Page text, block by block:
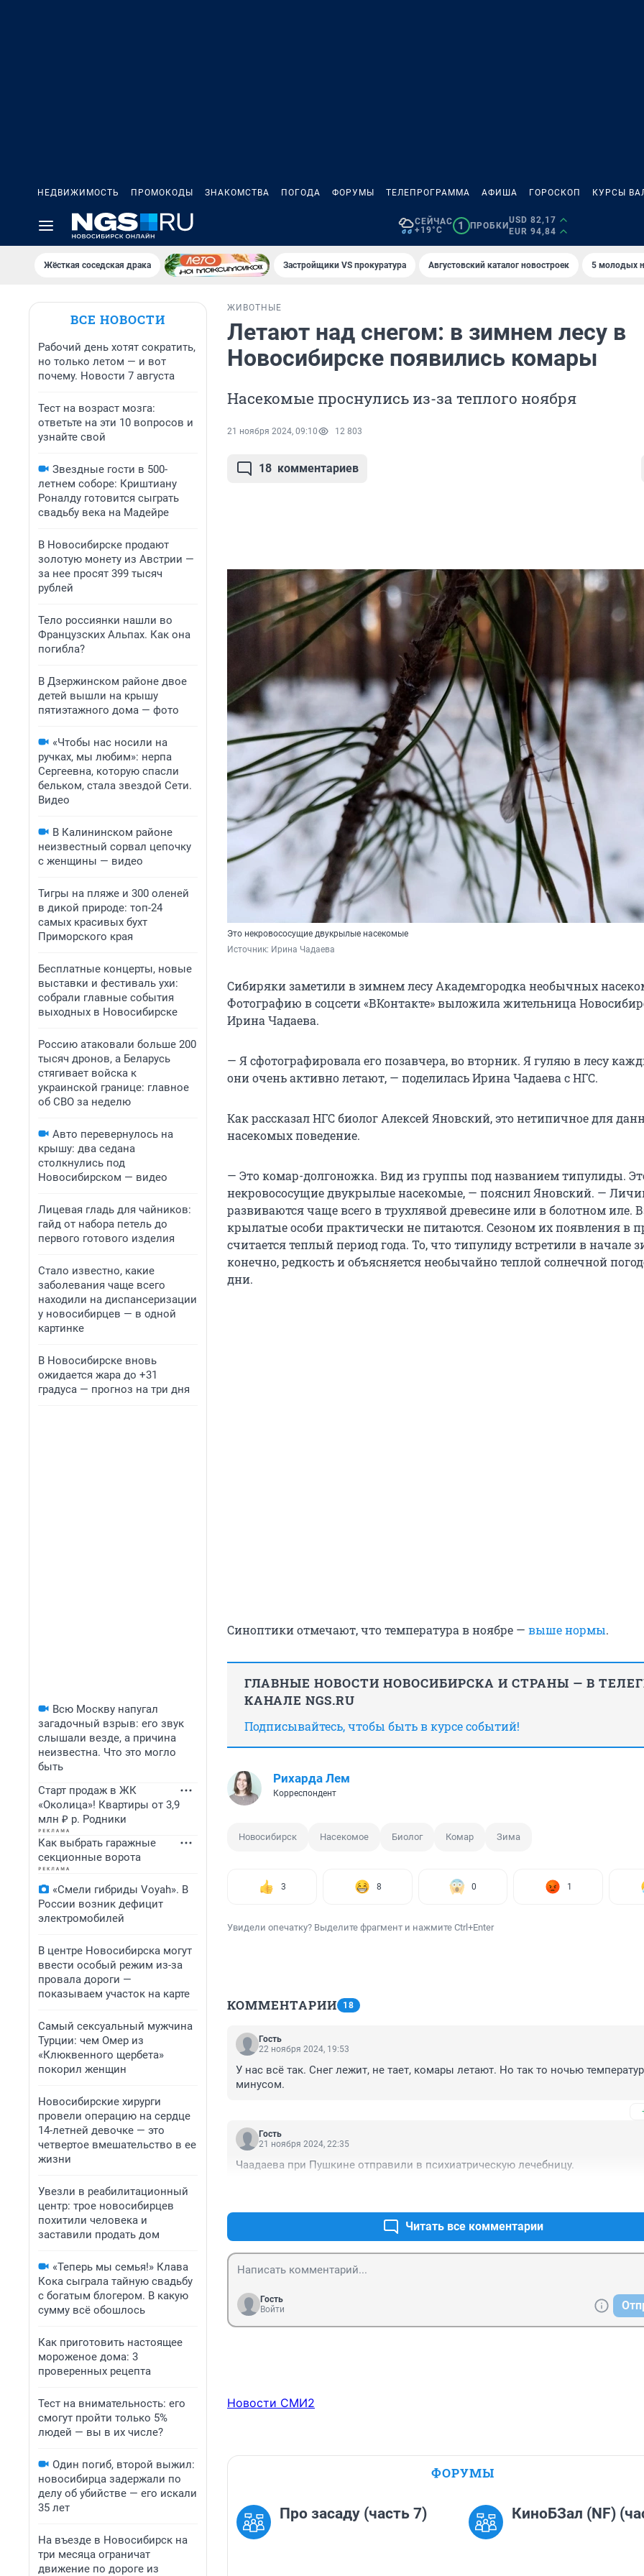
НЕДВИЖИМОСТЬ ПРОМОКОДЫ ЗНАКОМСТВА ПОГОДА ФОРУМЫ ТЕЛЕПРОГРАММА АФИША ГОРОСКОП КУРСЫ
СЕЙЧАС
+19°C
1 ПРОБКИ
USD 82,17
EUR 94,84
Жёсткая соседская драка Застройщики VS прокуратура Августовский каталог новостроек 5 молодых
ВСЕ НОВОСТИ
Рабочий день хотят сократить,
но только летом — и вот
почему. Новости 7 августа
Тест на возраст мозга:
ответьте на эти 10 вопросов и
узнайте свой
Звездные гости в 500-
летнем соборе: Криштиану
Роналду готовится сыграть
свадьбу века на Мадейре
В Новосибирске продают
золотую монету из Австрии —
за нее просят 399 тысяч
рублей
Тело россиянки нашли во
Французских Альпах. Как она
погибла?
В Дзержинском районе двое
детей вышли на крышу
пятиэтажного дома — фото
«Чтобы нас носили на
ручках, мы любим»: нерпа
Сергеевна, которую спасли
бельком, стала звездой Сети.
Видео
В Калининском районе
неизвестный сорвал цепочку
с женщины — видео
Тигры на пляже и 300 оленей
в дикой природе: топ-24
самых красивых бухт
Приморского края
Бесплатные концерты, новые
выставки и фестиваль ухи:
собрали главные события
выходных в Новосибирске
Россию атаковали больше 200
тысяч дронов, а Беларусь
стягивает войска к
украинской границе: главное
об СВО за неделю
Авто перевернулось на
крышу: два седана
столкнулись под
Новосибирском — видео
Лицевая гладь для чайников:
гайд от набора петель до
первого готового изделия
Стало известно, какие
заболевания чаще всего
находили на диспансеризации
у новосибирцев — в одной
картинке
В Новосибирске вновь
ожидается жара до +31
градуса — прогноз на три дня
Всю Москву напугал
загадочный взрыв: его звук
слышали везде, а причина
неизвестна. Что это могло
быть
Старт продаж в ЖК
«Околица»! Квартиры от 3,9
млн ₽ р. Родники
Как выбрать гаражные
секционные ворота
«Смели гибриды Voyah». В
России возник дефицит
электромобилей
В центре Новосибирска могут
ввести особый режим из-за
провала дороги —
показываем участок на карте
Самый сексуальный мужчина
Турции: чем Омер из
«Клюквенного щербета»
покорил женщин
Новосибирские хирурги
провели операцию на сердце
14-летней девочке — это
четвертое вмешательство в ее
жизни
Увезли в реабилитационный
центр: трое новосибирцев
похитили человека и
заставили продать дом
«Теперь мы семья!» Клава
Кока сыграла тайную свадьбу
с богатым блогером. В какую
сумму всё обошлось
Как приготовить настоящее
мороженое дома: 3
проверенных рецепта
Тест на внимательность: его
смогут пройти только 5%
людей — вы в их числе?
Один погиб, второй выжил:
новосибирца задержали по
делу об убийстве — его искали
35 лет
На въезде в Новосибирск на
три месяца ограничат
движение по дороге из
ЖИВОТНЫЕ
Летают над снегом: в зимнем лесу в
Новосибирске появились комары
Насекомые проснулись из-за теплого ноября
21 ноября 2024, 09:10 12 803
18 комментариев
Это некровососущие двукрылые насекомые
Источник: Ирина Чадаева
Сибиряки заметили в зимнем лесу Академгородка необычных
Фотографию в соцсети «ВКонтакте» выложила жительница
Ирина Чадаева.
— Я сфотографировала его позавчера, во вторник. Я гуляю в лесу
они очень активно летают, — поделилась Ирина Чадаева с НГС.
Как рассказал НГС биолог Алексей Яновский, это нетипичное для
насекомых поведение.
— Это комар-долгоножка. Вид из группы под названием типулиды.
некровососущие двукрылые насекомые, — пояснил Яновский. —
развиваются чаще всего в трухлявой древесине или в болотном иле.
крылатые особи практически не питаются. Сезоном их появления в
считается теплый период года. То, что типулиду встретили в начале
конечно, редкость и объясняется необычайно теплой солнечной
дни.
Синоптики отмечают, что температура в ноябре — выше нормы.
ГЛАВНЫЕ НОВОСТИ НОВОСИБИРСКА И СТРАНЫ — В
КАНАЛЕ NGS.RU
Подписывайтесь, чтобы быть в курсе событий!
Рихарда Лем
Корреспондент
Новосибирск Насекомое Биолог Комар Зима
3 8 0 1
Увидели опечатку? Выделите фрагмент и нажмите Ctrl+Enter
КОММЕНТАРИИ 18
Гость
22 ноября 2024, 19:53
У нас всё так. Снег лежит, не тает, комары летают. Но так то ночью
минусом.
Гость
21 ноября 2024, 22:35
Чаадаева при Пушкине отправили в психиатрическую лечебницу.
Читать все комментарии
Гость
Войти
Новости СМИ2
ФОРУМЫ
Про засаду (часть 7) КиноБЗал (NF)